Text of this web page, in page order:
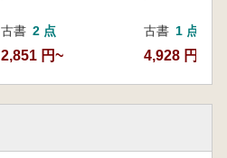
古書 2 点
2,851 円~
古書 1 点
4,928 円